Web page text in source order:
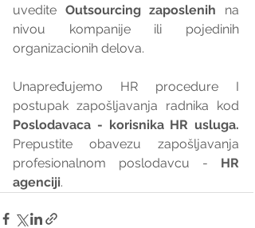
uvedite Outsourcing zaposlenih na
nivou kompanije ili pojedinih
organizacionih delova.
Unapređujemo HR procedure I
Prepustite obavezu zapošljavanja
profesionalnom poslodavcu - HR
agenciji.